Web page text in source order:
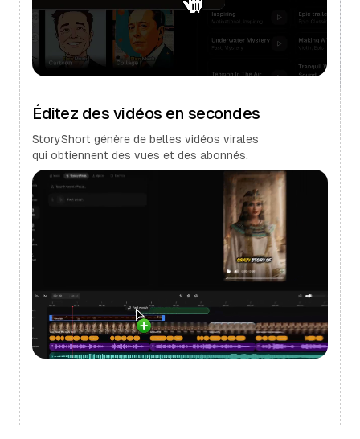
Éditez des vidéos en secondes
StoryShort génère de belles vidéos virales
qui obtiennent des vues et des abonnés.